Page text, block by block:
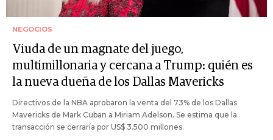
NEGOCIOS
Viuda de un magnate del juego,
multimillonaria y cercana a Trump: quién es
la nueva dueña de los Dallas Mavericks
Directivos de la NBA aprobaron la venta del 73% de los Dallas
Mavericks de Mark Cuban a Miriam Adelson. Se estima que la
transacción se cerraría por US$ 3.500 millones.